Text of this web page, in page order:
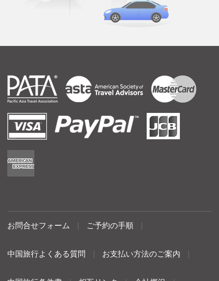
お問合せフォーム ご予約の手順
中国旅行よくある質問 お支払い方法のご案内